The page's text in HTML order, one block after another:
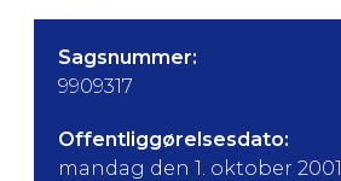
Sagsnummer:
9909317
Offentliggørelsesdato:
mandag den 1. oktober 2001